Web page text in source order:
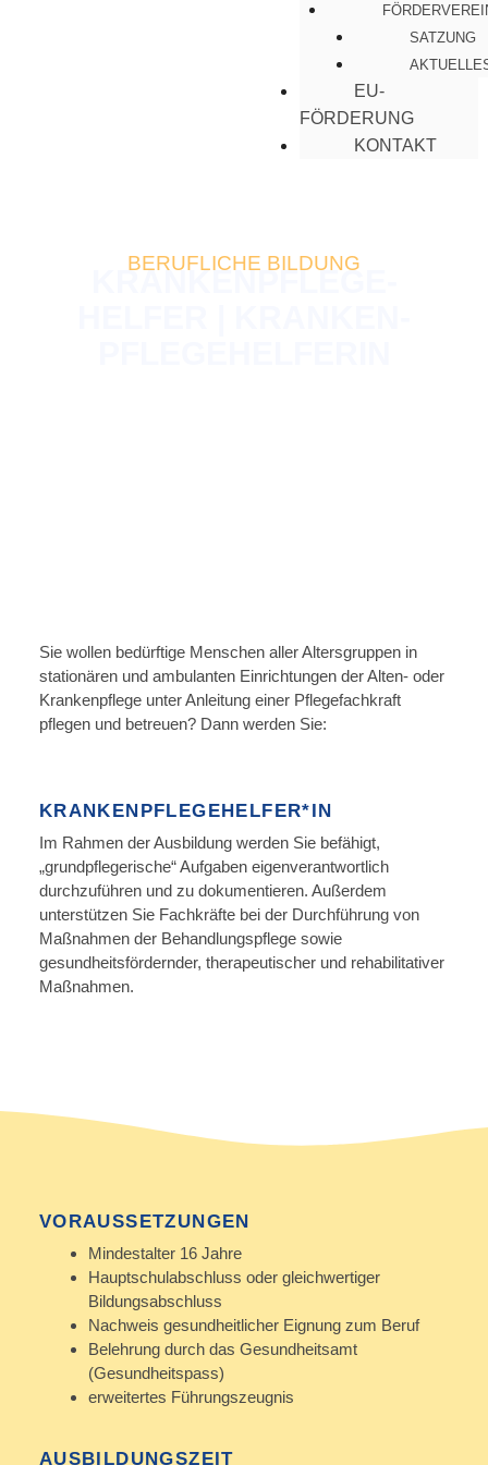
SATZUNG
EU-
FÖRDERUNG
KONTAKT
BERUFLICHE BILDUNG
KRANKEN­PFLEGE­
Sie wollen bedürftige Menschen aller Altersgruppen in
stationären und ambulanten Einrichtungen der Alten- oder
Krankenpflege unter Anleitung einer Pflegefachkraft
pflegen und betreuen? Dann werden Sie:
KRANKENPFLEGEHELFER*IN
Im Rahmen der Ausbildung werden Sie befähigt,
„grundpflegerische“ Aufgaben eigenverantwortlich
durchzuführen und zu dokumentieren. Außerdem
unterstützen Sie Fachkräfte bei der Durchführung von
Maßnahmen der Behandlungspflege sowie
gesundheitsfördernder, therapeutischer und rehabilitativer
Maßnahmen.
VORAUSSETZUNGEN
Mindestalter 16 Jahre
Hauptschulabschluss oder gleichwertiger
Bildungsabschluss
Nachweis gesundheitlicher Eignung zum Beruf
Belehrung durch das Gesundheitsamt
(Gesundheitspass)
erweitertes Führungszeugnis
AUSBILDUNGSZEIT